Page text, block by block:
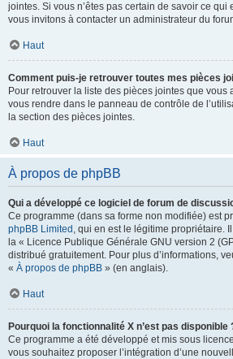
jointes. Si vous n’êtes pas certain de savoir ce qui
vous invitons à contacter un administrateur du
Haut
Comment puis-je retrouver toutes mes pièces
Pour retrouver la liste des pièces jointes que vous
vous rendre dans le panneau de contrôle de
la section des pièces jointes.
Haut
À propos de phpBB
Qui a développé ce logiciel de forum de
Ce programme (dans sa forme non modifiée) est
phpBB Limited , qui en est le légitime propriétaire.
la « Licence Publique Générale GNU version 2
distribué gratuitement. Pour plus d’informations,
« À propos de phpBB » (en anglais).
Haut
Pourquoi la fonctionnalité X n’est pas disponible
Ce programme a été développé et mis sous
vous souhaitez proposer l’intégration d’une